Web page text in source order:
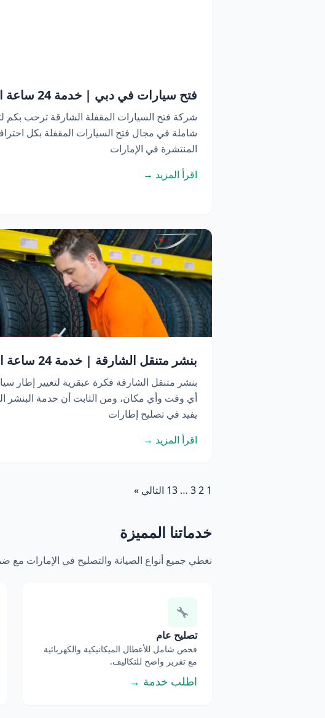
فتح سيارات في دبي | خدمة 24 ساعة اتصل الآن
شركة فتح السيارات المقفلة الشارقة ترحب بكم
شاملة في مجال فتح السيارات المقفلة بكل
المنتشرة في الإمارات
اقرأ المزيد →
بنشر متنقل الشارقة | خدمة 24 ساعة اتصل الآن
بنشر متنقل الشارقة فكرة عبقرية لتغيير إطار
أي وقت وأي مكان، ومن الثابت أن خدمة البنشر
يفيد في تصليح إطارات
اقرأ المزيد →
1
2
3
…
13 التالي »
خدماتنا المميزة
نغطي جميع أنواع الصيانة والتصليح في الإمارات
تصليح عام
فحص شامل للأعطال الميكانيكية والكهربائية
مع تقرير واضح للتكاليف.
اطلب خدمة →